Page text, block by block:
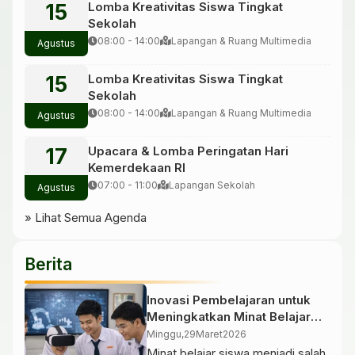
15
Agustus
Lomba Kreativitas Siswa Tingkat
Sekolah
08:00 - 14:00 Lapangan & Ruang Multimedia
15
Agustus
Lomba Kreativitas Siswa Tingkat
Sekolah
08:00 - 14:00 Lapangan & Ruang Multimedia
17
Agustus
Upacara & Lomba Peringatan Hari
Kemerdekaan RI
07:00 - 11:00 Lapangan Sekolah
» Lihat Semua Agenda
Berita
Inovasi Pembelajaran untuk
Meningkatkan Minat Belajar
Siswa
Minggu,29Maret2026